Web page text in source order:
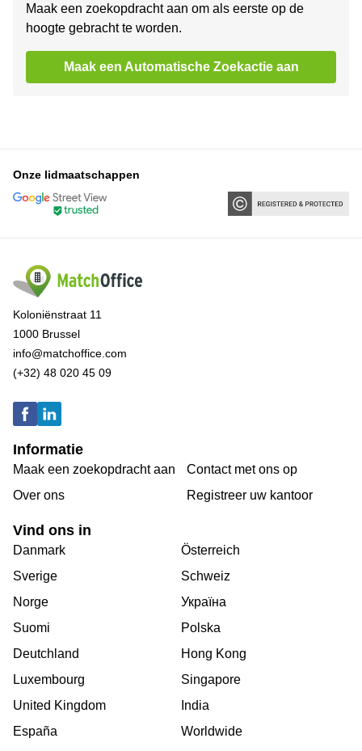
Maak een zoekopdracht aan om als eerste op de
hoogte gebracht te worden.
Maak een Automatische Zoekactie aan
Onze lidmaatschappen
Koloniënstraat 11
1000 Brussel
info@matchoffice.com
(+32) 48 020 45 09
Informatie
Maak een zoekopdracht aan
Over ons
Contact met ons op
Registreer uw kantoor
Vind ons in
Danmark
Sverige
Norge
Suomi
Deutchland
Luxembourg
United Kingdom
España
Österreich
Schweiz
Україна
Polska
Hong Kong
Singapore
India
Worldwide